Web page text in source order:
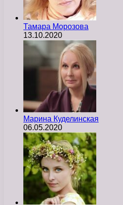
Тамара Морозова
13.10.2020
Марина Куделинская
06.05.2020